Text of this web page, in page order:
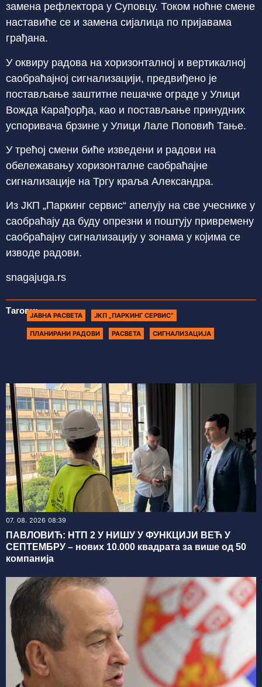
замена рефлектора у Суповцу. Током ноћне смене
наставиће се и замена сијалица по пријавама
грађана.
У оквиру радова на хоризонталној и вертикалној
саобраћајној сигнализацији, предвиђено је
постављање заштитне пешачке ограде у Улици
Вожда Карађорђа, као и постављање принудних
успоривача брзине у Улици Лале Поповић Тање.
У трећој смени биће изведени и радови на
обележавању хоризонталне саобраћајне
сигнализације на Тргу краља Александра.
Из ЈКП „Паркинг сервис“ апелују на све учеснике у
саобраћају да буду опрезни и поштују привремену
саобраћајну сигнализацију у зонама у којима се
изводе радови.
snagajuga.rs
Тагови:ЈАВНА РАСВЕТА ЈКП „ПАРКИНГ СЕРВИС“
ПЛАНИРАНИ РАДОВИ РАСВЕТА СИГНАЛИЗАЦИЈА
07. 08. 2026 08:39
ПАВЛОВИЋ: НТП 2 У НИШУ У ФУНКЦИЈИ ВЕЋ У
СЕПТЕМБРУ – нових 10.000 квадрата за више од 50
компанија